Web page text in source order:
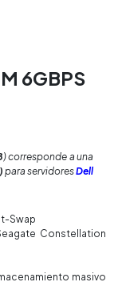
6GBPS
) corresponde a una
para servidoresDell
Swap
Constellation
masivo